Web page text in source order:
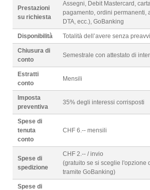
Prestazioni
su richiesta
Assegni, Debit Mastercard,
pagamento, ordini permanenti,
DTA, ecc.), GoBanking
Disponibilità Totalità dell’avere senza
Chiusura di
conto
Semestrale con attestato di
Estratti
conto
Mensili
Imposta
preventiva
35% degli interessi corrisposti
Spese di
tenuta
conto
CHF 6.-- mensili
Spese di
spedizione
CHF 2.-- / invio
(gratuito se si sceglie l'opzione
tramite GoBanking)
Spese di